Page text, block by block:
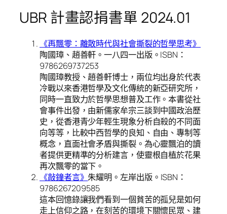
UBR 計畫認捐書單 2024.01
《再飄零：離散時代與社會撕裂的哲學思考》
陶國璋、趙善軒。一八四一出版。ISBN：
9786269737253
陶國璋教授、趙善軒博士，兩位均出身於代表
冷戰以來香港哲學及文化傳統的新亞研究所，
同時一直致力於哲學思想普及工作。本書從社
會事件出發，由新儒家牟宗三談到中國政治歷
史，從香港青少年輕生現象分析自殺的不同面
向等等，比較中西哲學的良知、自由、專制等
概念，直面社會矛盾與撕裂。為心靈飄泊的讀
者提供更精準的分析建言，使靈根自植於花果
再次飄零的當下。
《敲鐘者言》朱耀明。左岸出版。ISBN：
9786267209585
這本回憶錄讓我們看到一個貧苦的孤兒是如何
走上信仰之路，在刻苦的環境下關懷民眾、建